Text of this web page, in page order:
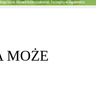
MOŻE